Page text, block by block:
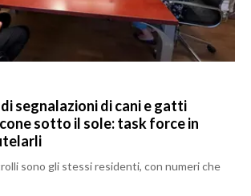
segnalazioni di cani e gatti
sotto il sole: task force in
sono gli stessi residenti, con numeri che